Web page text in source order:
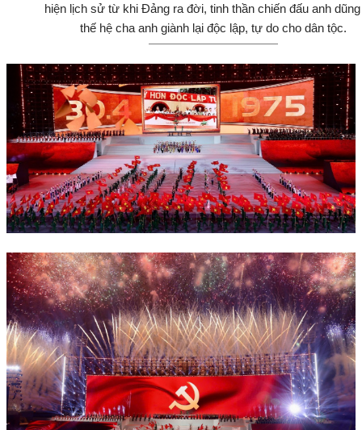
hiện lịch sử từ khi Đảng ra đời, tinh thần chiến đấu anh
thế hệ cha anh giành lại độc lập, tự do cho dân tộc.